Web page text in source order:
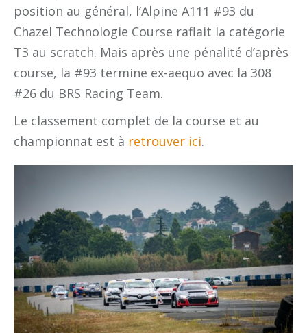
position au général, l’Alpine A111 #93 du
Chazel Technologie Course raflait la catégorie
T3 au scratch. Mais après une pénalité d’après
course, la #93 termine ex-aequo avec la 308
#26 du BRS Racing Team.
Le classement complet de la course et au
championnat est à retrouver ici.